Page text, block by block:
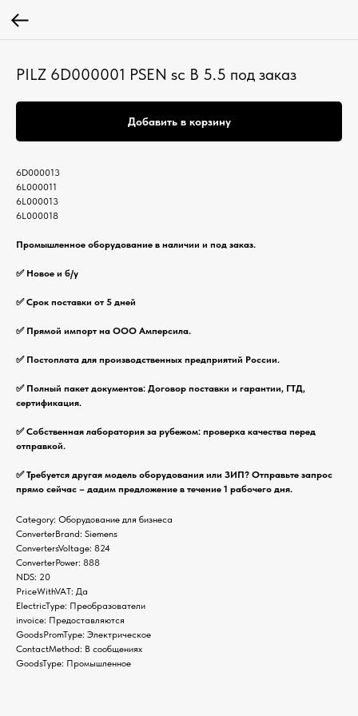
PILZ 6D000001 PSEN sc B 5.5 под заказ
Добавить в корзину
6D000013
6L000011
6L000013
6L000018
Промышленное оборудование в наличии и под заказ.
✅ Новое и б/у
✅ Срок поставки от 5 дней
✅ Прямой импорт на ООО Амперсила.
✅ Постоплата для производственных предприятий России.
✅ Полный пакет документов: Договор поставки и гарантии, ГТД,
сертификация.
✅ Собственная лаборатория за рубежом: проверка качества перед
отправкой.
✅ Требуется другая модель оборудования или ЗИП? Отправьте запрос
прямо сейчас – дадим предложение в течение 1 рабочего дня.
Category: Оборудование для бизнеса
ConverterBrand: Siemens
ConvertersVoltage: 824
ConverterPower: 888
NDS: 20
PriceWithVAT: Да
ElectricType: Преобразователи
invoice: Предоставляются
GoodsPromType: Электрическое
ContactMethod: В сообщениях
GoodsType: Промышленное